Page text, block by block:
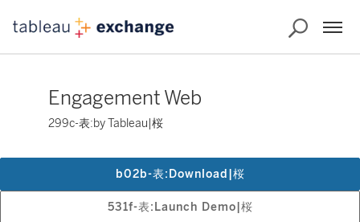
Engagement Web
299c-表:by Tableau|桜
531f-表:Launch Demo|桜
b02b-表:Download|桜